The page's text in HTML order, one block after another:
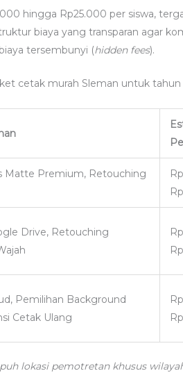
hingga Rp25.000 per siswa,
biaya yang transparan agar
tersembunyi (hidden fees).
cetak murah Sleman untuk tahun
Matte Premium, Retouching
Drive, Retouching
Pemilihan Background
Cetak Ulang
lokasi pemotretan khusus